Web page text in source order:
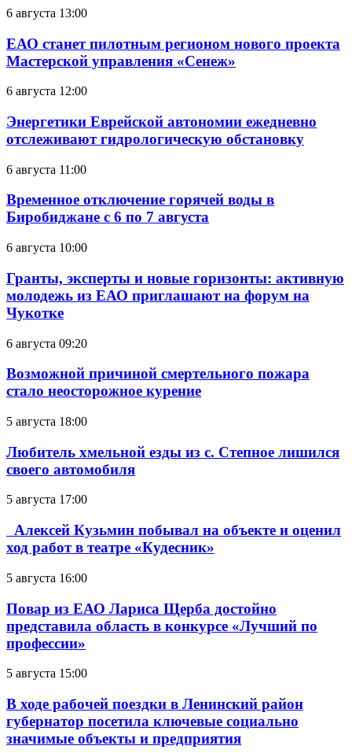
6 августа 13:00
ЕАО станет пилотным регионом нового проекта
Мастерской управления «Сенеж»
6 августа 12:00
Энергетики Еврейской автономии ежедневно
отслеживают гидрологическую обстановку
6 августа 11:00
Временное отключение горячей воды в
Биробиджане с 6 по 7 августа
6 августа 10:00
Гранты, эксперты и новые горизонты: активную
молодежь из ЕАО приглашают на форум на
Чукотке
6 августа 09:20
Возможной причиной смертельного пожара
стало неосторожное курение
5 августа 18:00
Любитель хмельной езды из с. Степное лишился
своего автомобиля
5 августа 17:00
Алексей Кузьмин побывал на объекте и оценил
ход работ в театре «Кудесник»
5 августа 16:00
Повар из ЕАО Лариса Щерба достойно
представила область в конкурсе «Лучший по
профессии»
5 августа 15:00
В ходе рабочей поездки в Ленинский район
губернатор посетила ключевые социально
значимые объекты и предприятия